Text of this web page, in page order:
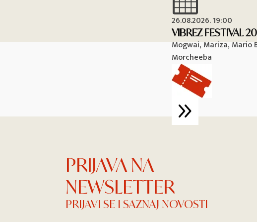
26.08.2026. 19:00
VIBREZ FESTIVAL
Mogwai, Mariza, Mario
Morcheeba
PRIJAVA NA
NEWSLETTER
PRIJAVI SE I SAZNAJ NOVOSTI